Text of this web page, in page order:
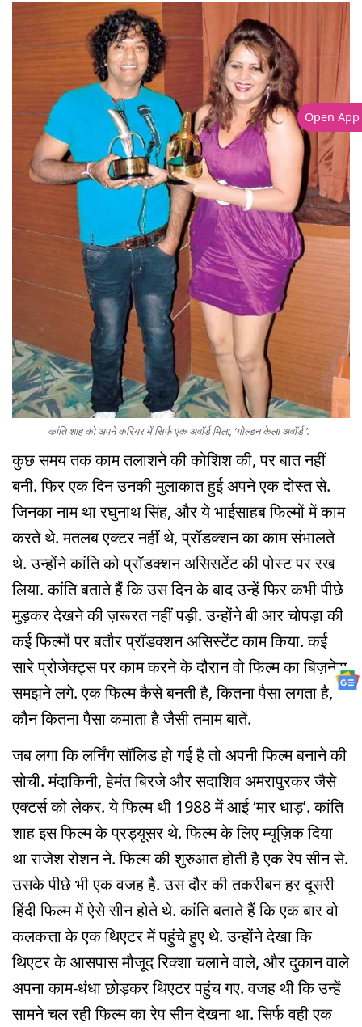
कांति शाह को अपने करियर में सिर्फ एक अवॉर्ड मिला, ‘गोल्डन केला अवॉर्ड ’.
कुछ समय तक काम तलाशने की कोशिश की, पर बात नहीं
बनी. फिर एक दिन उनकी मुलाकात हुई अपने एक दोस्त से.
जिनका नाम था रघुनाथ सिंह, और ये भाईसाहब फिल्मों में काम
करते थे. मतलब एक्टर नहीं थे, प्रॉडक्शन का काम संभालते
थे. उन्होंने कांति को प्रॉडक्शन असिसटेंट की पोस्ट पर रख
लिया. कांति बताते हैं कि उस दिन के बाद उन्हें फिर कभी पीछे
मुड़कर देखने की ज़रूरत नहीं पड़ी. उन्होंने बी आर चोपड़ा की
कई फिल्मों पर बतौर प्रॉडक्शन असिस्टेंट काम किया. कई
सारे प्रोजेक्ट्स पर काम करने के दौरान वो फिल्म का बिज़नेस
समझने लगे. एक फिल्म कैसे बनती है, कितना पैसा लगता है,
कौन कितना पैसा कमाता है जैसी तमाम बातें.
जब लगा कि लर्निंग सॉलिड हो गई है तो अपनी फिल्म बनाने की
सोची. मंदाकिनी, हेमंत बिरजे और सदाशिव अमरापुरकर जैसे
एक्टर्स को लेकर. ये फिल्म थी 1988 में आई ‘मार धाड़’. कांति
शाह इस फिल्म के प्रड्यूसर थे. फिल्म के लिए म्यूज़िक दिया
था राजेश रोशन ने. फिल्म की शुरुआत होती है एक रेप सीन से.
उसके पीछे भी एक वजह है. उस दौर की तकरीबन हर दूसरी
हिंदी फिल्म में ऐसे सीन होते थे. कांति बताते हैं कि एक बार वो
कलकत्ता के एक थिएटर में पहुंचे हुए थे. उन्होंने देखा कि
थिएटर के आसपास मौजूद रिक्शा चलाने वाले, और दुकान वाले
अपना काम-धंधा छोड़कर थिएटर पहुंच गए. वजह थी कि उन्हें
सामने चल रही फिल्म का रेप सीन देखना था. सिर्फ वही एक
Open App